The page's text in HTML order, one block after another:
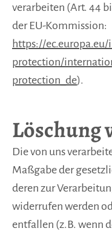
verarbeiten (Art. 44
der EU-Kommission:
https://
protection/
protection_de).
Löschung
Die von uns
Maßgabe der
deren zur
widerrufen werden
entfallen (z.B. wenn